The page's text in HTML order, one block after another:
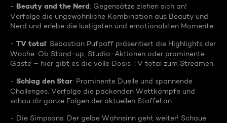
- Beauty and the Nerd: Gegensätze ziehen sich an!
Verfolge die ungewöhnliche Kombination aus Beauty und
Nerd und erlebe die lustigsten und emotionalsten Momente.
- TV total: Sebastian Pufpaff präsentiert die Highlights der
Woche. Ob Stand-up, Studio-Aktionen oder prominente
Gäste – hier gibt es die volle Dosis TV total zum Streamen.
- Schlag den Star: Prominente Duelle und spannende
Challenges. Verfolge die packenden Wettkämpfe und
schau dir ganze Folgen der aktuellen Staffel an.
- Die Simpsons: Der gelbe Wahnsinn geht weiter! Schaue